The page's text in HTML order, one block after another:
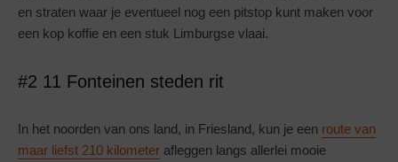
en straten waar je eventueel nog een pitstop kunt maken voor
een kop koffie en een stuk Limburgse vlaai.
#2 11 Fonteinen steden rit
In het noorden van ons land, in Friesland, kun je een route van
maar liefst 210 kilometer afleggen langs allerlei mooie